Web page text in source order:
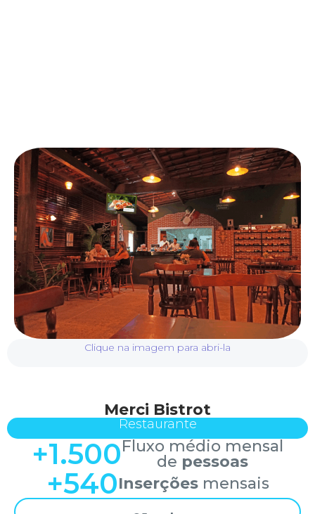
Merci Bistrot
Restaurante
+1.500Fluxo médio mensal
de pessoas
+540Inserçõesmensais
Clique na imagem para abri-la